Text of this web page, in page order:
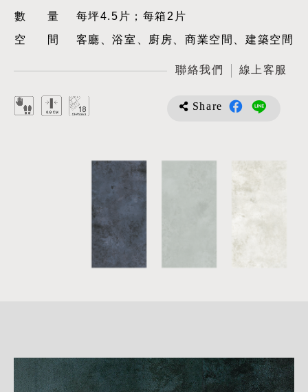
數量每坪4.5片；每箱2片
空間客廳、浴室、廚房、商業空間、建築空間
聯絡我們 線上客服
Share
細